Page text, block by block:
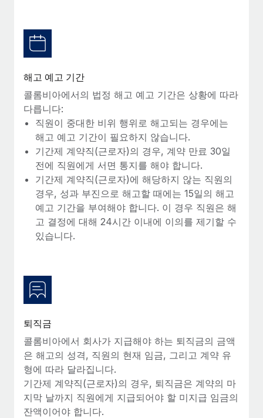
복리후생
손쉬운 직원 복리후생 관리
블로그
Remote Contractor Management Plus
Remote의 사명은 모든 규모의 기업이 전 세계 어디서든 업무에 가
장 적합 사람을 찾아 채용 및 관리하고 급여를 지급하도록 돕는 것
입니다. 이를 위해 최근 몇 주 동안 새로운...
자세히 알아보기
Shootsta가 Remote를 통해 네 개의 시장에서 글로벌
채용을 확장한 방법
비디오 콘텐츠를 활용한 마케팅이 계속해서 인기를 끌면서, 기업들
에게는 흥미롭고 전문적인 비디오 제작이 어느 때보다 중요해졌습
해고 예고 기간
콜롬비아에서의 법정 해고 예고 기간은 상황에 따라
다릅니다:
직원이 중대한 비위 행위로 해고되는 경우에는
해고 예고 기간이 필요하지 않습니다.
기간제 계약직(근로자)의 경우, 계약 만료 30일
전에 직원에게 서면 통지를 해야 합니다.
기간제 계약직(근로자)에 해당하지 않는 직원의
경우, 성과 부진으로 해고할 때에는 15일의 해고
예고 기간을 부여해야 합니다. 이 경우 직원은 해
고 결정에 대해 24시간 이내에 이의를 제기할 수
있습니다.
퇴직금
콜롬비아에서 회사가 지급해야 하는 퇴직금의 금액
은 해고의 성격, 직원의 현재 임금, 그리고 계약 유
형에 따라 달라집니다.
기간제 계약직(근로자)의 경우, 퇴직금은 계약의 마
지막 날까지 직원에게 지급되어야 할 미지급 임금의
잔액이어야 합니다.